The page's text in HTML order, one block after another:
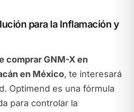
para la Inflamación y
comprar GNM-X en
en México, te interesará
Optimend es una fórmula
para controlar la